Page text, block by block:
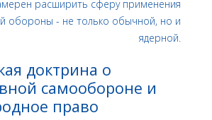
доктрина o
самообороне и
право